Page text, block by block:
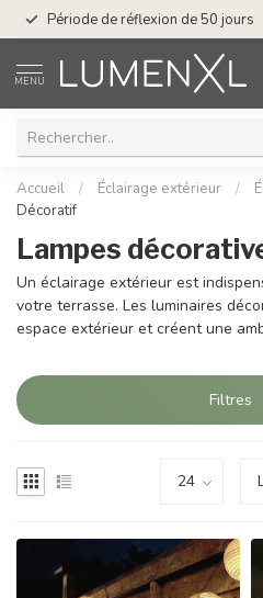
Période de réflexion de 50 jours
MENU
Accueil / Éclairage extérieur /
Décoratif
Lampes
Un éclairage extérieur est
votre terrasse. Les luminaires
espace extérieur et créent une
Filtres